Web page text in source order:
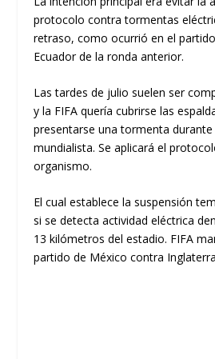
protocolo contra tormentas
retraso, como ocurrió en el
Ecuador de la ronda anterior.
Las tardes de julio suelen ser
y la FIFA quería cubrirse las
presentarse una tormenta
mundialista. Se aplicará el
organismo.
El cual establece la suspensión
si se detecta actividad eléctrica
13 kilómetros del estadio. FIFA
partido de México contra